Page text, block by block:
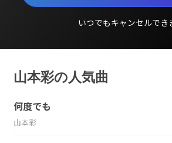
いつでもキャンセルでき
山本彩の人気曲
何度でも
山本彩